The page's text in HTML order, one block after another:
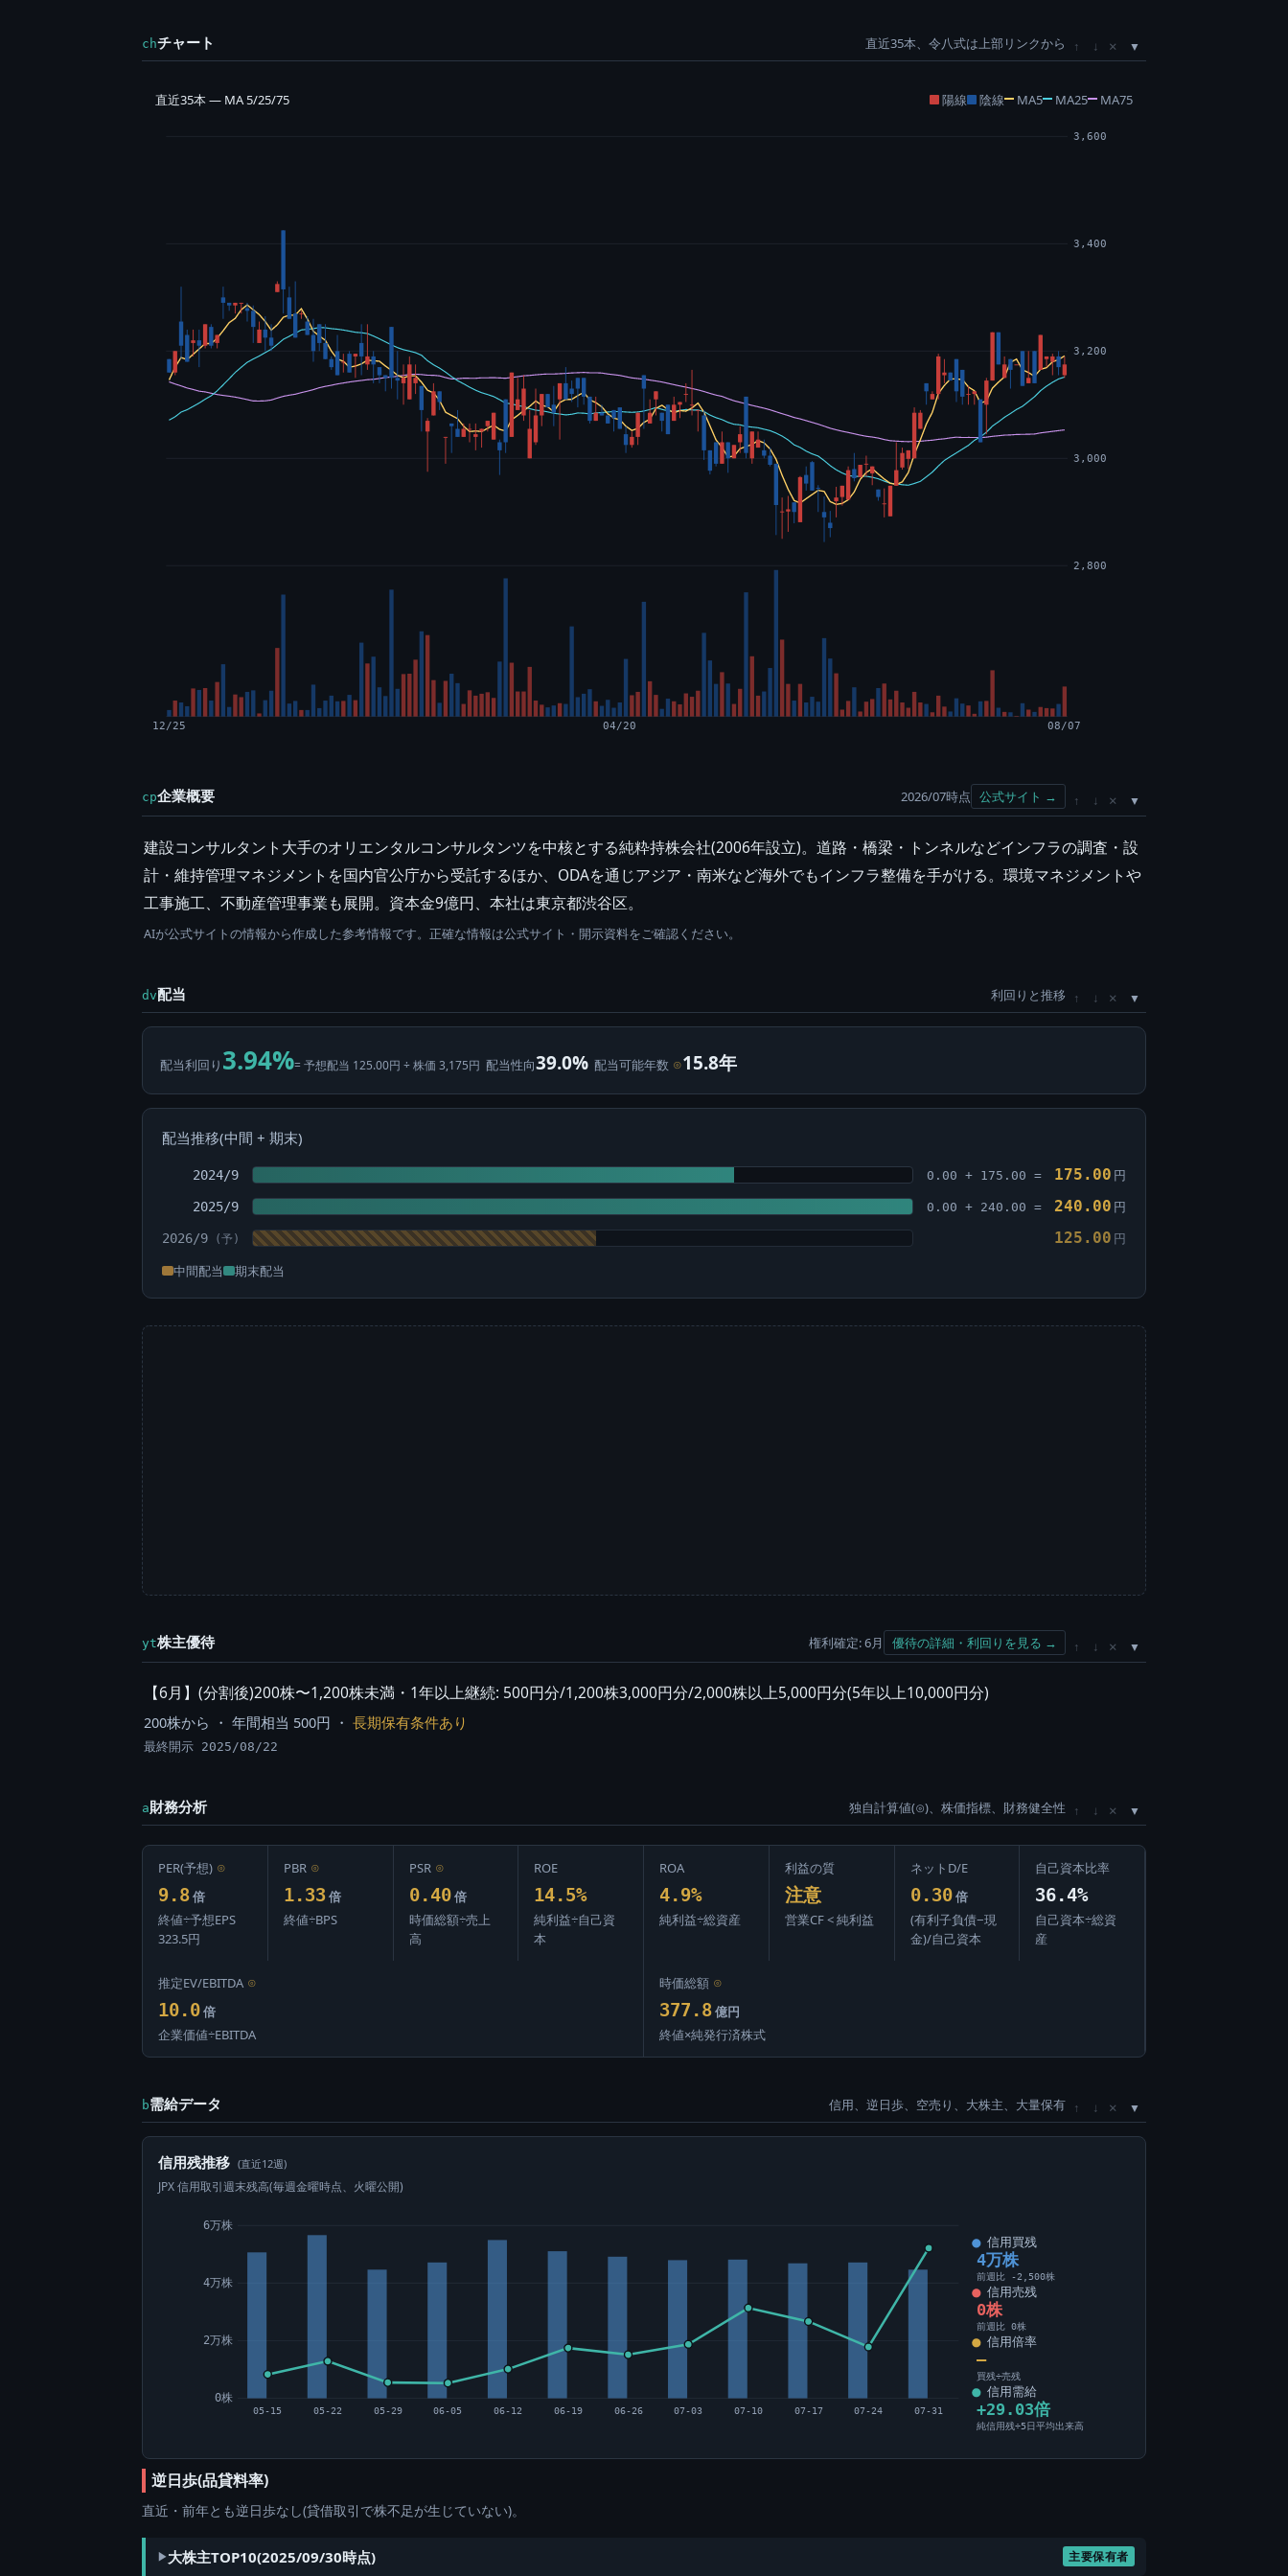
chチャート 直近35本、令八式は上部リンクから ↑ ↓ ×
直近35本 — MA 5/25/75 陽線 陰線 MA5 MA25 MA75
2,800
3,000
3,200
3,400
3,600
12/25 04/20 08/07
cp企業概要 2026/07時点 公式サイト → ↑ ↓ ×
建設コンサルタント大手のオリエンタルコンサルタンツを中核とする純粋持株会社(2006年設立)。道路・橋梁・トンネルなどインフラの調査・設
計・維持管理マネジメントを国内官公庁から受託するほか、ODAを通じアジア・南米など海外でもインフラ整備を手がける。環境マネジメントや
工事施工、不動産管理事業も展開。資本金9億円、本社は東京都渋谷区。
AIが公式サイトの情報から作成した参考情報です。正確な情報は公式サイト・開示資料をご確認ください。
dv配当 利回りと推移 ↑ ↓ ×
配当利回り 3.94%= 予想配当 125.00円 ÷ 株価 3,175円 配当性向39.0% 配当可能年数 ⊙15.8年
配当推移(中間 + 期末)
2024/9 0.00 + 175.00 = 175.00 円
2025/9 0.00 + 240.00 = 240.00 円
2026/9 125.00 円
中間配当 期末配当
yt株主優待 権利確定: 6月 優待の詳細・利回りを見る → ↑ ↓ ×
【6月】(分割後)200株〜1,200株未満・1年以上継続: 500円分/1,200株3,000円分/2,000株以上5,000円分(5年以上10,000円分)
200株から ・ 年間相当 500円 ・ 長期保有条件あり
最終開示 2025/08/22
a財務分析 独自計算値(⊙)、株価指標、財務健全性 ↑ ↓ ×
PER(予想) ⊙
9.8 倍
終値÷予想EPS
323.5円
PBR ⊙
1.33 倍
終値÷BPS
PSR ⊙
0.40 倍
時価総額÷売上
高
ROE
14.5%
純利益÷自己資
本
ROA
4.9%
純利益÷総資産
利益の質
注意
営業CF < 純利益
ネットD/E
0.30 倍
(有利子負債−現
金)/自己資本
自己資本比率
36.4%
自己資本÷総資
産
推定EV/EBITDA ⊙
10.0 倍
企業価値÷EBITDA
時価総額 ⊙
377.8 億円
終値×純発行済株式
b需給データ 信用、逆日歩、空売り、大株主、大量保有 ↑ ↓ ×
信用残推移 (直近12週)
JPX 信用取引週末残高(毎週金曜時点、火曜公開)
0株
2万株
4万株
6万株
05-15 05-22 05-29 06-05 06-12 06-19 06-26 07-03 07-10 07-17 07-24 07-31
信用買残
4万株
前週比 -2,500株
信用売残
0株
前週比 0株
信用倍率
―
買残÷売残
信用需給
+29.03倍
純信用残÷5日平均出来高
逆日歩(品貸料率)
直近・前年とも逆日歩なし(貸借取引で株不足が生じていない)。
大株主TOP10(2025/09/30時点) 主要保有者